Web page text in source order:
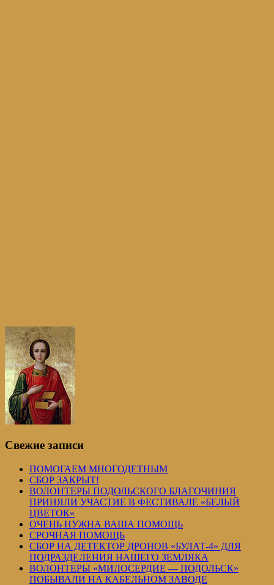
Свежие записи
ПОМОГАЕМ МНОГОДЕТНЫМ
СБОР ЗАКРЫТ!
ВОЛОНТЕРЫ ПОДОЛЬСКОГО БЛАГОЧИНИЯ
ПРИНЯЛИ УЧАСТИЕ В ФЕСТИВАЛЕ «БЕЛЫЙ
ЦВЕТОК»
ОЧЕНЬ НУЖНА ВАША ПОМОЩЬ
СРОЧНАЯ ПОМОЩЬ
СБОР НА ДЕТЕКТОР ДРОНОВ «БУЛАТ-4» ДЛЯ
ПОДРАЗДЕЛЕНИЯ НАШЕГО ЗЕМЛЯКА
ВОЛОНТЕРЫ «МИЛОСЕРДИЕ — ПОДОЛЬСК»
ПОБЫВАЛИ НА КАБЕЛЬНОМ ЗАВОДЕ